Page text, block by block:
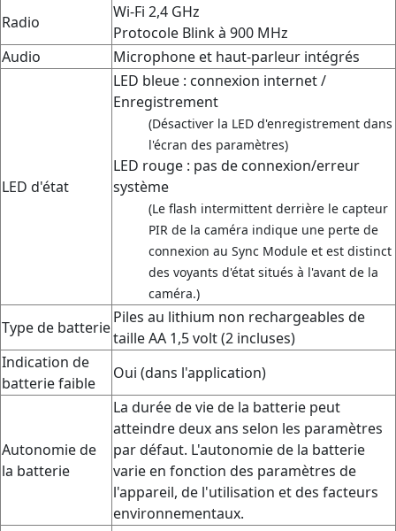
Radio
Wi-Fi 2,4 GHz
Protocole Blink à 900 MHz
Audio
Microphone et haut-parleur intégrés
LED d'état
LED bleue : connexion internet /
Enregistrement
(Désactiver la LED d'enregistrement dans
l'écran des paramètres)
LED rouge : pas de connexion/erreur
système
(Le flash intermittent derrière le capteur
PIR de la caméra indique une perte de
connexion au Sync Module et est distinct
des voyants d'état situés à l'avant de la
caméra.)
Type de batterie
Piles au lithium non rechargeables de
taille AA 1,5 volt (2 incluses)
Indication de
batterie faible
Oui (dans l'application)
Autonomie de
la batterie
La durée de vie de la batterie peut
atteindre deux ans selon les paramètres
par défaut. L'autonomie de la batterie
varie en fonction des paramètres de
l'appareil, de l'utilisation et des facteurs
environnementaux.